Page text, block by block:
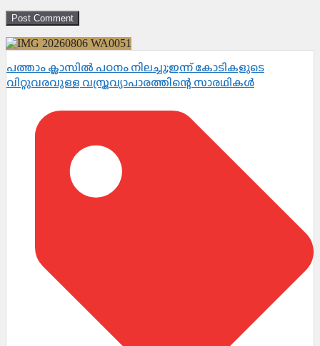
പത്താം ക്ലാസിൽ പഠനം നിലച്ചു;ഇന്ന് കോടികളുടെ
വിറ്റുവരവുള്ള വസ്ത്രവ്യാപാരത്തിന്റെ സാരഥികൾ